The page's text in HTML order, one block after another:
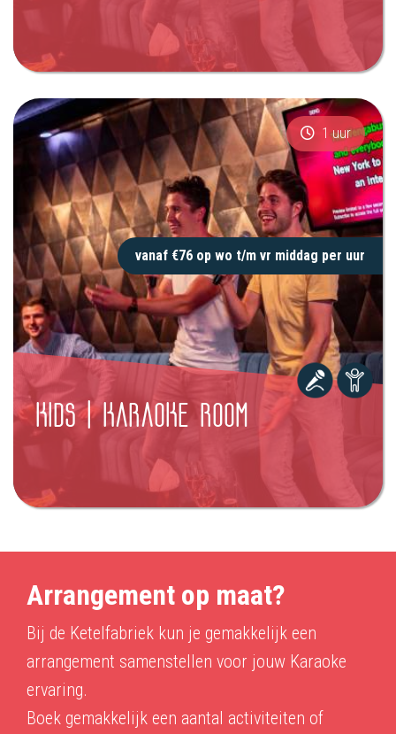
1 uur
vanaf €76 op wo t/m vr middag per uur
KIDS | KARAOKE ROOM
Arrangement op maat?
Bij de Ketelfabriek kun je gemakkelijk een
arrangement samenstellen voor jouw Karaoke
ervaring.
Boek gemakkelijk een aantal activiteiten of